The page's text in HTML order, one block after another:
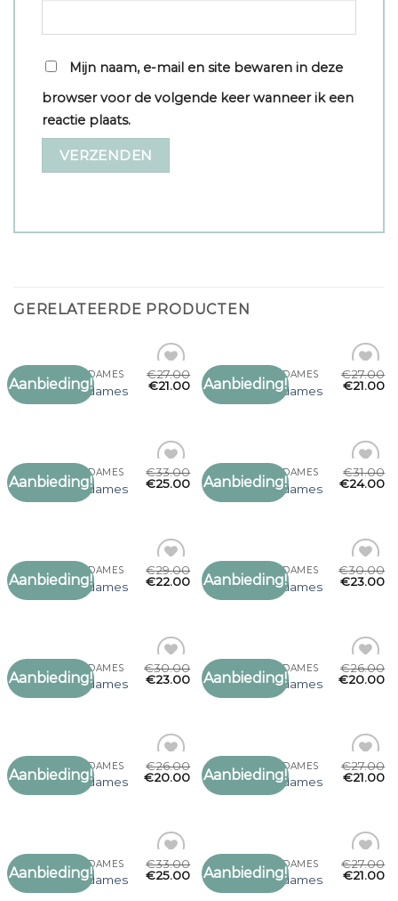
Mijn naam, e-mail en site bewaren in deze
browser voor de volgende keer wanneer ik een
reactie plaats.
GERELATEERDE PRODUCTEN
Aanbieding!
Toevoegen
ZACHTE SJAAL DAMES
zachte sjaal dames
€27.00
€21.00 Aanbieding!
Toevoegen
ZACHTE SJAAL DAMES
zachte sjaal dames
€27.00
€21.00
Aanbieding!
Toevoegen
ZACHTE SJAAL DAMES
zachte sjaal dames
€33.00
€25.00 Aanbieding!
Toevoegen
ZACHTE SJAAL DAMES
zachte sjaal dames
€31.00
€24.00
Aanbieding!
Toevoegen
ZACHTE SJAAL DAMES
zachte sjaal dames
€29.00
€22.00 Aanbieding!
Toevoegen
ZACHTE SJAAL DAMES
zachte sjaal dames
€30.00
€23.00
Aanbieding!
Toevoegen
ZACHTE SJAAL DAMES
zachte sjaal dames
€30.00
€23.00 Aanbieding!
Toevoegen
ZACHTE SJAAL DAMES
zachte sjaal dames
€26.00
€20.00
Aanbieding!
Toevoegen
ZACHTE SJAAL DAMES
zachte sjaal dames
€26.00
€20.00 Aanbieding!
Toevoegen
ZACHTE SJAAL DAMES
zachte sjaal dames
€27.00
€21.00
Aanbieding!
Toevoegen
ZACHTE SJAAL DAMES
zachte sjaal dames
€33.00
€25.00 Aanbieding!
Toevoegen
ZACHTE SJAAL DAMES
zachte sjaal dames
€27.00
€21.00